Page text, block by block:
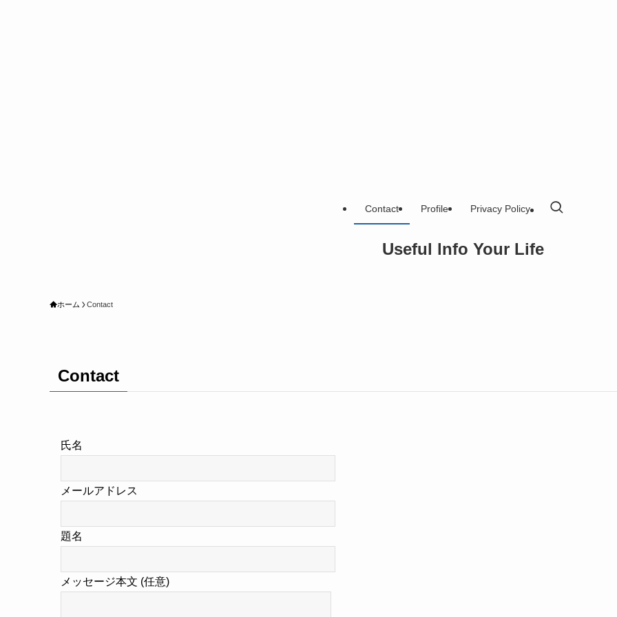
Useful lnfo Your Life
Contact Profile Privacy Policy
ホーム Contact
Contact
氏名
メールアドレス
題名
メッセージ本文 (任意)